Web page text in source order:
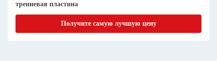
трениевая пластина
Получите самую лучшую цену